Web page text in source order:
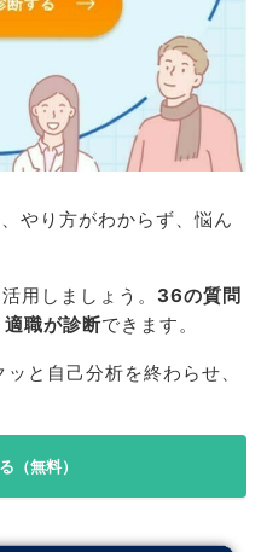
やり方がわからず、悩ん
用しましょう。 36の質問
職が診断できます。
と自己分析を終わらせ、
（無料）